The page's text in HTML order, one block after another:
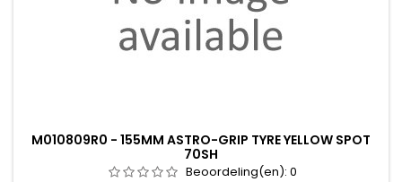
M010809R0 - 155MM ASTRO-GRIP TYRE YELLOW SPOT
70SH
Beoordeling(en): 0